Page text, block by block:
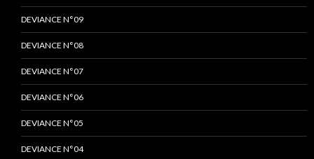
DEVIANCE N°09
DEVIANCE N°08
DEVIANCE N°07
DEVIANCE N°06
DEVIANCE N°05
DEVIANCE N°04